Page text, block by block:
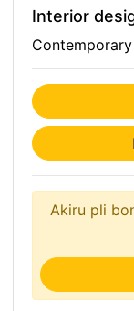
Interior
Akiru pli